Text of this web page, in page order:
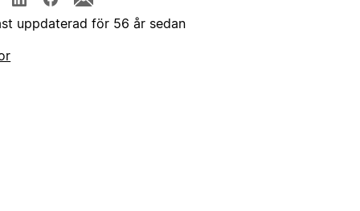
uppdaterad för 56 år sedan